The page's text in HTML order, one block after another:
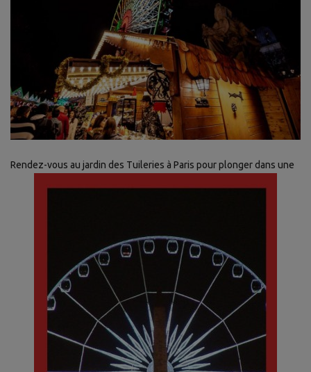
Rendez-vous au jardin des Tuileries à Paris pour plonger dans une